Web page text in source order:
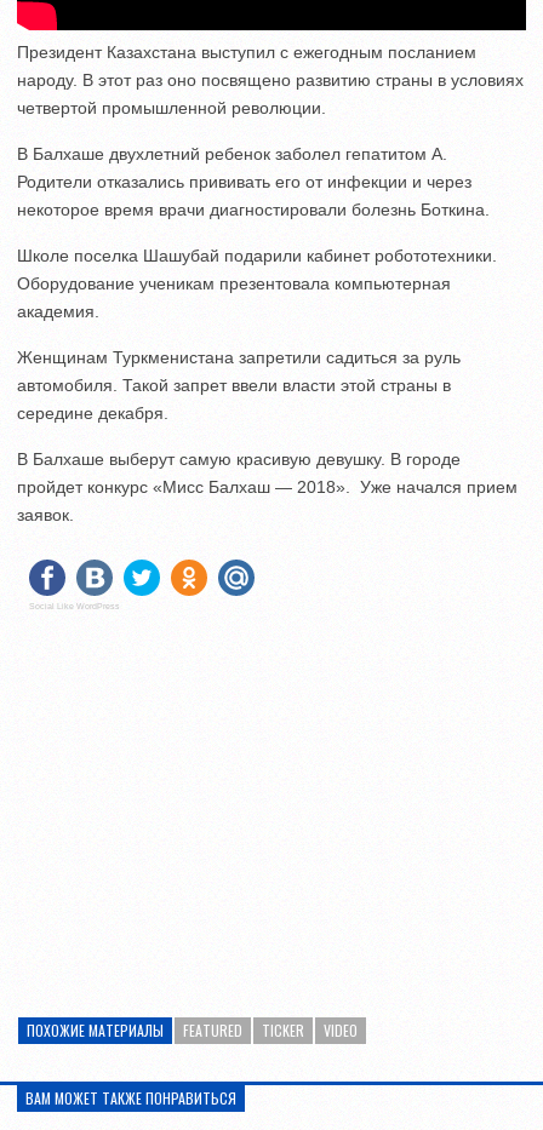
Президент Казахстана выступил с ежегодным посланием
народу. В этот раз оно посвящено развитию страны в условиях
четвертой промышленной революции.
В Балхаше двухлетний ребенок заболел гепатитом А.
Родители отказались прививать его от инфекции и через
некоторое время врачи диагностировали болезнь Боткина.
Школе поселка Шашубай подарили кабинет робототехники.
Оборудование ученикам презентовала компьютерная
академия.
Женщинам Туркменистана запретили садиться за руль
автомобиля. Такой запрет ввели власти этой страны в
середине декабря.
В Балхаше выберут самую красивую девушку. В городе
пройдет конкурс «Мисс Балхаш — 2018». Уже начался прием
заявок.
Social Like WordPress
ПОХОЖИЕ МАТЕРИАЛЫ FEATURED TICKER VIDEO
ВАМ МОЖЕТ ТАКЖЕ ПОНРАВИТЬСЯ